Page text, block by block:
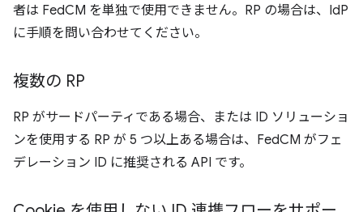
者は FedCM を単独で使用できません。RP の場合は、IdP
に手順を問い合わせてください。
複数の RP
RP がサードパーティである場合、または ID ソリューショ
ンを使用する RP が 5 つ以上ある場合は、FedCM がフェ
デレーション ID に推奨される API です。